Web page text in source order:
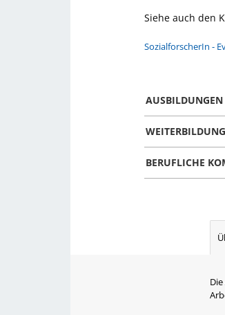
Siehe auch den
SozialforscherIn -
BERUFLICHE